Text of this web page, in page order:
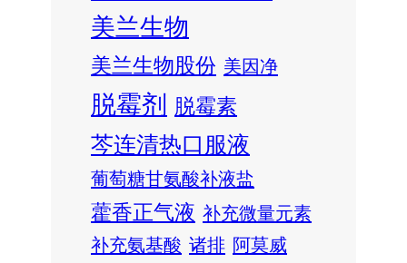
美兰生物
美兰生物股份 美因净
脱霉剂 脱霉素
芩连清热口服液
葡萄糖甘氨酸补液盐
藿香正气液 补充微量元素
补充氨基酸 诸排 阿莫威